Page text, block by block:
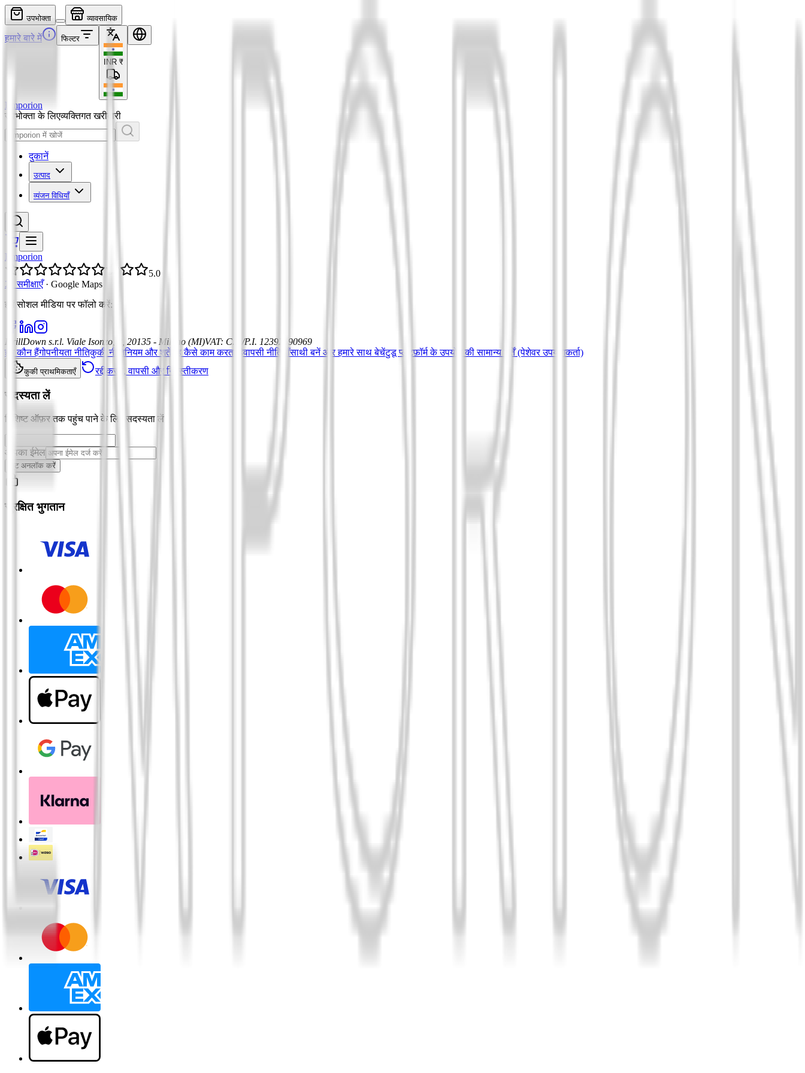
उपभोक्ता व्यावसायिक
हमारे बारे में फिल्टर
INR ₹
Emporion
उपभोक्ता के लिएव्यक्तिगत खरीदारी
दुकानें
उत्पाद
व्यंजन विधियाँ
Emporion
5.0
21 समीक्षाएँ · Google Maps
हमें सोशल मीडिया पर फॉलो करें:
DrillDown s.r.l. Viale Isonzo, 8, 20135 - Milano (MI)VAT: C.F./P.I. 12392590969
हम कौन हैंगोपनीयता नीतिकुकी नीतिनियम और शर्तें यह कैसे काम करता हैवापसी नीतियाँसाथी बनें और हमारे साथ बेचेंटुडू प्लेटफ़ॉर्म के उपयोग की सामान्य शर्तें (पेशेवर उपयोगकर्ता)
कुकी प्राथमिकताएँ रद्दीकरण, वापसी और निरस्तीकरण
सदस्यता लें
विशिष्ट ऑफ़र तक पहुंच पाने के लिए सदस्यता लें
आपका ईमेल
छूट अनलॉक करें
सुरक्षित भुगतान